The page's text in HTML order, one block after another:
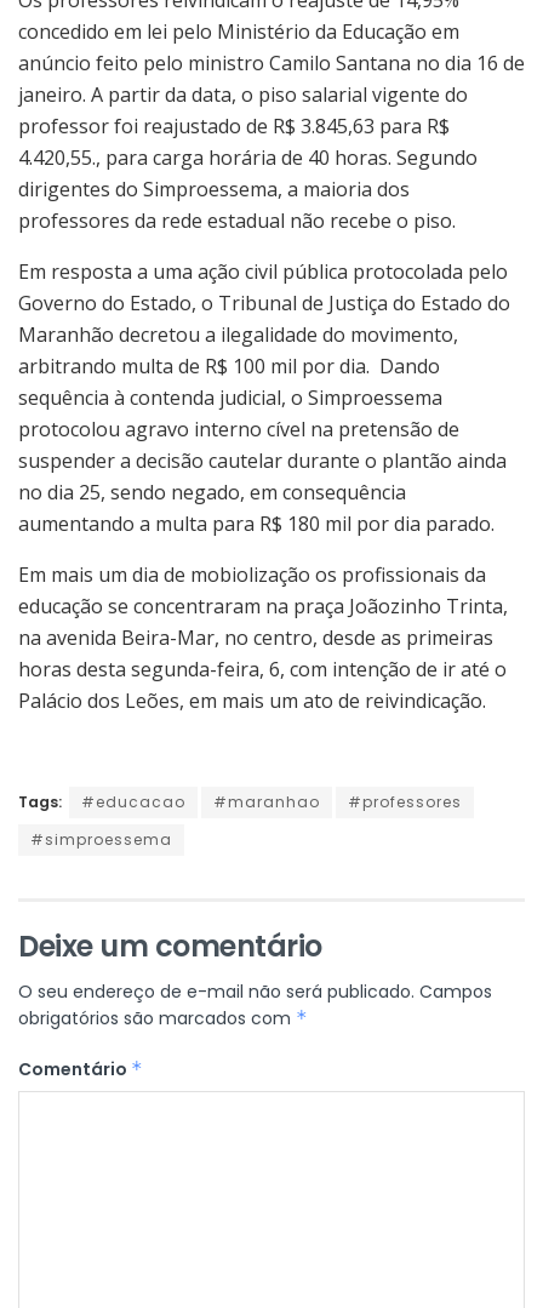
concedido em lei pelo Ministério da Educação em
anúncio feito pelo ministro Camilo Santana no dia 16 de
janeiro. A partir da data, o piso salarial vigente do
professor foi reajustado de R$ 3.845,63 para R$
4.420,55., para carga horária de 40 horas. Segundo
dirigentes do Simproessema, a maioria dos
professores da rede estadual não recebe o piso.
Em resposta a uma ação civil pública protocolada pelo
Governo do Estado, o Tribunal de Justiça do Estado do
Maranhão decretou a ilegalidade do movimento,
arbitrando multa de R$ 100 mil por dia. Dando
sequência à contenda judicial, o Simproessema
protocolou agravo interno cível na pretensão de
suspender a decisão cautelar durante o plantão ainda
no dia 25, sendo negado, em consequência
aumentando a multa para R$ 180 mil por dia parado.
Em mais um dia de mobiolização os profissionais da
educação se concentraram na praça Joãozinho Trinta,
na avenida Beira-Mar, no centro, desde as primeiras
horas desta segunda-feira, 6, com intenção de ir até o
Palácio dos Leões, em mais um ato de reivindicação.
Tags: #educacao #maranhao
#professores
#simproessema
Deixe um comentário
O seu endereço de e-mail não será publicado. Campos
obrigatórios são marcados com *
Comentário *